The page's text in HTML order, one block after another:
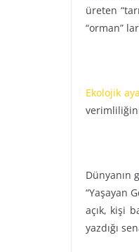
üreten
“orman”
Ekolojik
Dünyanın
“Yaşayan
açık, kişi
yazdığı